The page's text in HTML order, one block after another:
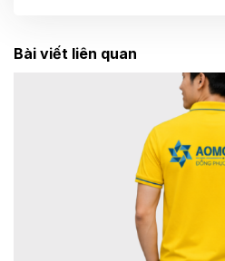
Bài viết liên quan